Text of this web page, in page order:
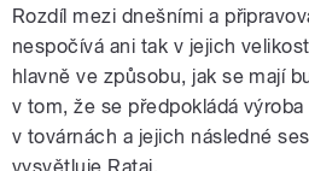
Rozdíl mezi dnešními a
nespočívá ani tak v jejich
hlavně ve způsobu, jak se mají
v tom, že se předpokládá
v továrnách a jejich následné